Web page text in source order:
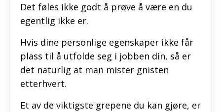
Det føles ikke godt å prøve å være en du
egentlig ikke er.
Hvis dine personlige egenskaper ikke får
plass til å utfolde seg i jobben din, så er
det naturlig at man mister gnisten
etterhvert.
Et av de viktigste grepene du kan gjøre, er